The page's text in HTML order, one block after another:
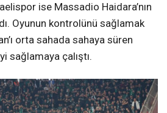
ise Massadio Haidara’nın
Oyunun kontrolünü sağlamak
orta sahada sahaya süren
sağlamaya çalıştı.